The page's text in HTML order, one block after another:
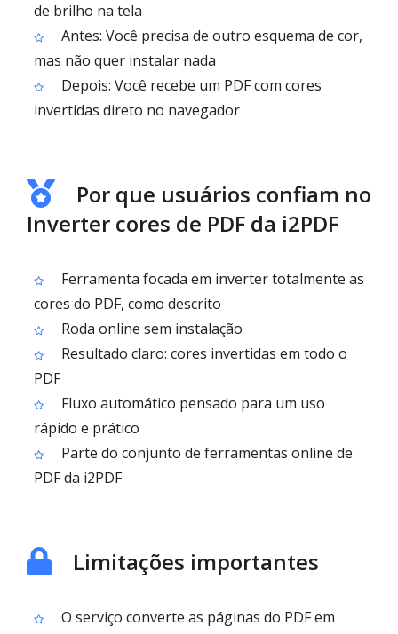
de brilho na tela
Antes: Você precisa de outro esquema de cor,
mas não quer instalar nada
Depois: Você recebe um PDF com cores
invertidas direto no navegador
Por que usuários confiam no
Inverter cores de PDF da i2PDF
Ferramenta focada em inverter totalmente as
cores do PDF, como descrito
Roda online sem instalação
Resultado claro: cores invertidas em todo o
PDF
Fluxo automático pensado para um uso
rápido e prático
Parte do conjunto de ferramentas online de
PDF da i2PDF
Limitações importantes
O serviço converte as páginas do PDF em